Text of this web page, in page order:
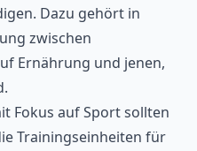
Dazu gehört in
zwischen
Ernährung und jenen,
Fokus auf Sport sollten
Trainingseinheiten für